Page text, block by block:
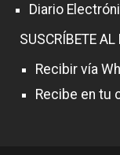
Diario
SUSCRÍBETE AL
Recibir vía
Recibe en tu